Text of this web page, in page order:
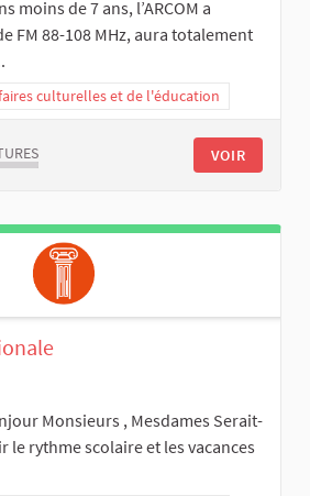
moins de 7 ans, l’ARCOM a
FM 88-108 MHz, aura totalement
culturelles et de l'éducation
VOIR
Monsieurs , Mesdames Serait-
le rythme scolaire et les vacances